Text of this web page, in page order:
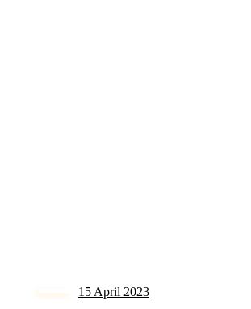
15 April 2023